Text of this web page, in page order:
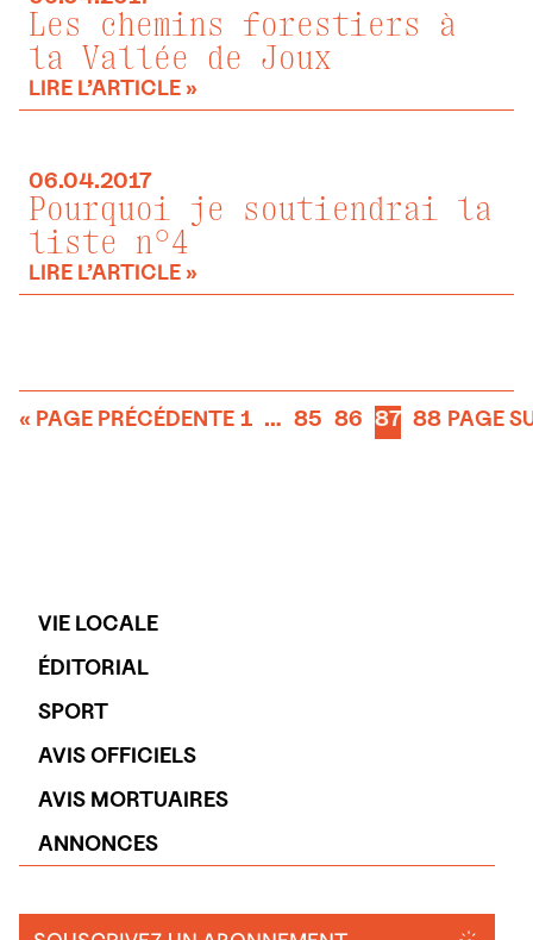
VIE LOCALE
ÉDITORIAL
SPORT
AVIS OFFICIELS
AVIS MORTUAIRES
ANNONCES
Les chemins forestiers à
la Vallée de Joux
LIRE L’ARTICLE »
06.04.2017
Pourquoi je soutiendrai la
liste n°4
LIRE L’ARTICLE »
« PAGE PRÉCÉDENTE 1 … 85 86 87 88 PAGE